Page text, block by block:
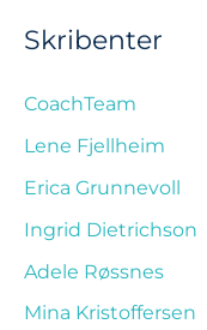
Skribenter
CoachTeam
Lene Fjellheim
Erica Grunnevoll
Ingrid Dietrichson
Adele Røssnes
Mina Kristoffersen